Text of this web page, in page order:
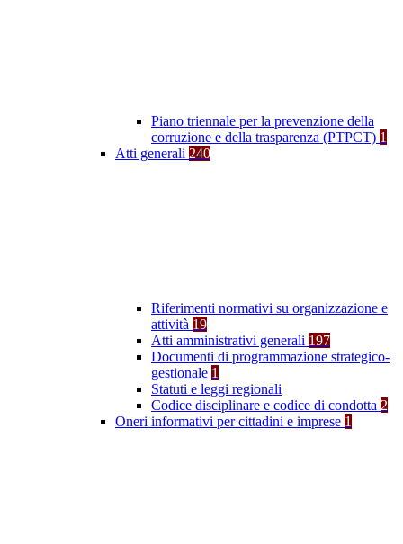
Piano triennale per la prevenzione della
corruzione e della trasparenza (PTPCT) 1
Atti generali 240
Riferimenti normativi su organizzazione e
attività 19
Atti amministrativi generali 197
Documenti di programmazione strategico-
gestionale 1
Statuti e leggi regionali
Codice disciplinare e codice di condotta 2
Oneri informativi per cittadini e imprese 1